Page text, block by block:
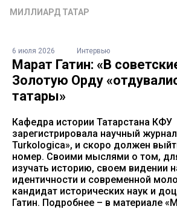
МИЛЛИАРД ТАТАР
6 июля 2026 Интервью
Марат Гатин: «В
Золотую Орду
татары»
Кафедра истории Татарстана КФУ
зарегистрировала научный
Turkologica», и скоро должен
номер. Своими мыслями о том,
изучать историю, своем видении
идентичности и современной
кандидат исторических наук и
Гатин. Подробнее – в материале